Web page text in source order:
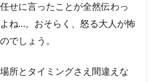
せに言ったことが全然伝わっ
ね…。おそらく、怒る大人が怖
でしょう。
所とタイミングさえ間違えな